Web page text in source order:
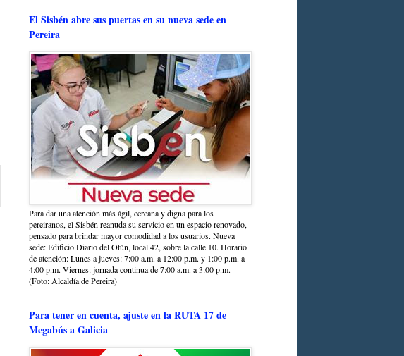
El Sisbén abre sus puertas en su nueva sede en
Pereira
Para dar una atención más ágil, cercana y digna para los
pereiranos, el Sisbén reanuda su servicio en un espacio renovado,
pensado para brindar mayor comodidad a los usuarios. Nueva
sede: Edificio Diario del Otún, local 42, sobre la calle 10. Horario
de atención: Lunes a jueves: 7:00 a.m. a 12:00 p.m. y 1:00 p.m. a
4:00 p.m. Viernes: jornada continua de 7:00 a.m. a 3:00 p.m.
(Foto: Alcaldía de Pereira)
Para tener en cuenta, ajuste en la RUTA 17 de
Megabús a Galicia